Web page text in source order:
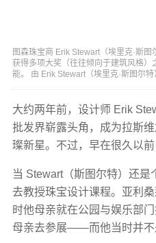
图森珠宝商 Erik Stewart（埃里克·斯
获得多项大奖（往往倾向于建筑风格）
能。 由 Erik Stewart（埃里克·斯图尔
大约两年前，设计师 Erik
批发界崭露头角，成为拉斯
璨新星。不过，早在很久以
当 Stewart（斯图尔特）还
去教授珠宝设计课程。亚利
时他母亲就在公园与娱乐部
母亲去参展——而他当时并不